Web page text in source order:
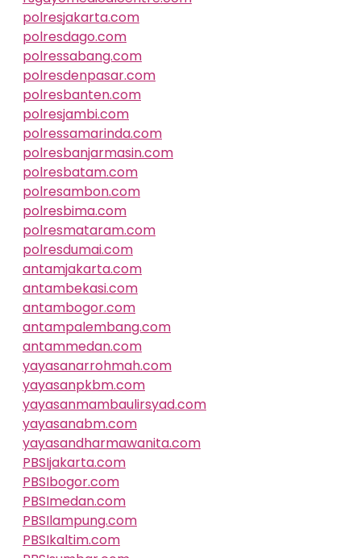
polresjakarta.com
polresdago.com
polressabang.com
polresdenpasar.com
polresbanten.com
polresjambi.com
polressamarinda.com
polresbanjarmasin.com
polresbatam.com
polresambon.com
polresbima.com
polresmataram.com
polresdumai.com
antamjakarta.com
antambekasi.com
antambogor.com
antampalembang.com
antammedan.com
yayasanarrohmah.com
yayasanpkbm.com
yayasanmambaulirsyad.com
yayasanabm.com
yayasandharmawanita.com
PBSIjakarta.com
PBSIbogor.com
PBSImedan.com
PBSIlampung.com
PBSIkaltim.com